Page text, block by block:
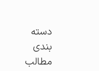
دسته
بندی
مطالب